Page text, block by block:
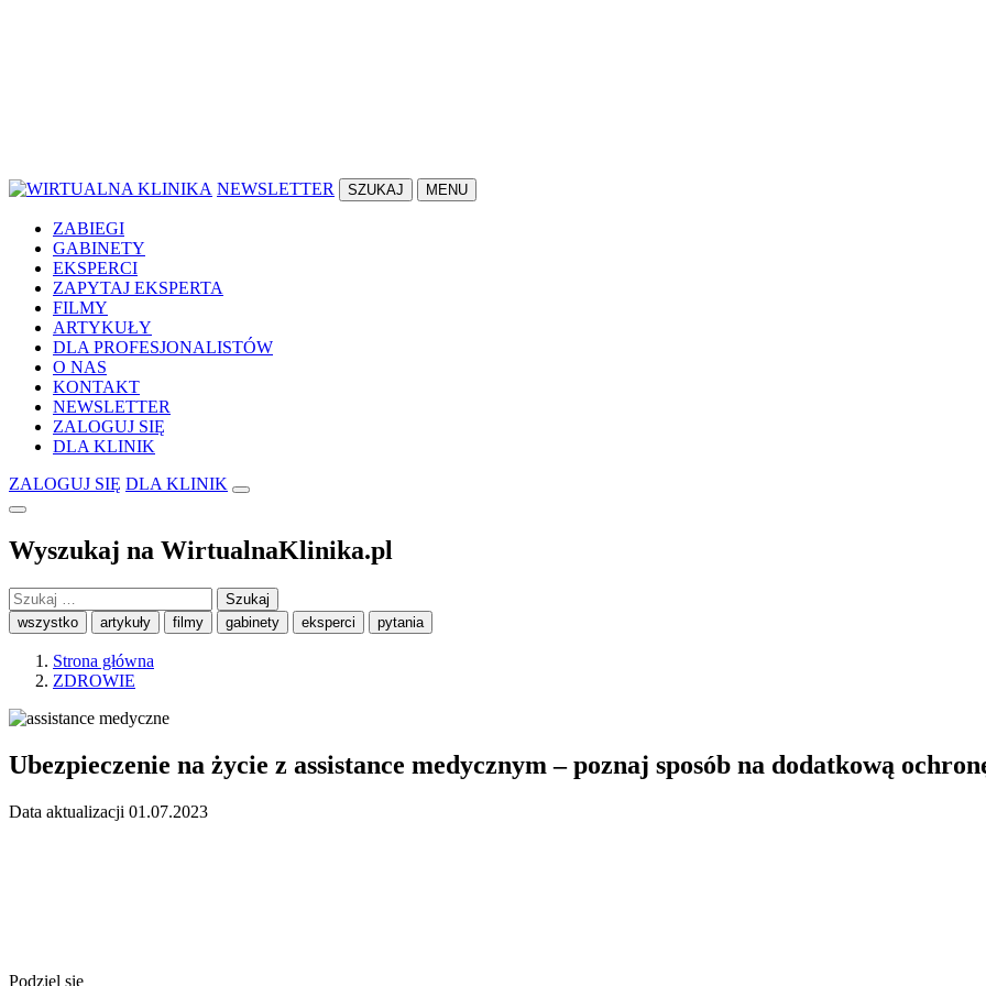
NEWSLETTER SZUKAJ MENU
ZABIEGI
GABINETY
EKSPERCI
ZAPYTAJ EKSPERTA
FILMY
ARTYKUŁY
DLA PROFESJONALISTÓW
O NAS
KONTAKT
NEWSLETTER
ZALOGUJ SIĘ
DLA KLINIK
ZALOGUJ SIĘ DLA KLINIK
Wyszukaj na WirtualnaKlinika.pl
Szukaj:
wszystko artykuły filmy gabinety eksperci pytania
Strona główna
ZDROWIE
Ubezpieczenie na życie z assistance medycznym – poznaj sposób na dodatkową
Data aktualizacji 01.07.2023
Podziel się